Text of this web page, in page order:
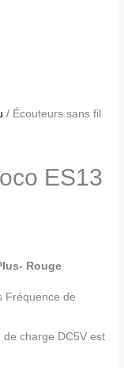
/ Écouteurs sans fil
ES13
Rouge
Fréquence de
charge DC5V est